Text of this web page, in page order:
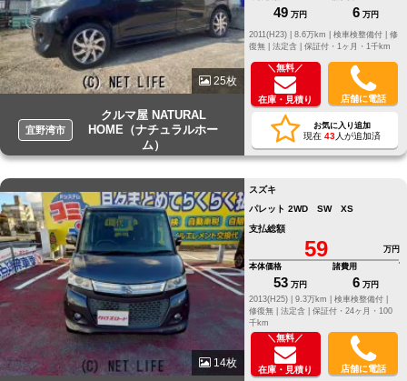
25枚
宜野湾市
クルマ屋 NATURAL
HOME（ナチュラルホー
ム）
49 万円 6 万円
修
復無 | 法定含 | 保証付・1ヶ月・1千km
＼無料／
在庫・見積り 店舗に電話
お気に入り追加
現在 43人が追加済
14枚
スズキ
パレット 2WD SW XS
支払総額
59
万円
本体価格
53 万円
諸費用
6 万円
2013(H25) |
9.3万km |
検車検整備付 |
修復無 | 法定含 | 保証付・24ヶ月・100
千km
＼無料／
在庫・見積り 店舗に電話